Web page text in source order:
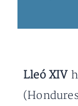
Lleó XIV